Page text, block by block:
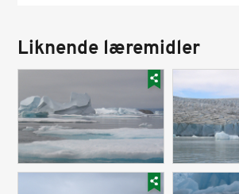
Liknende læremidler